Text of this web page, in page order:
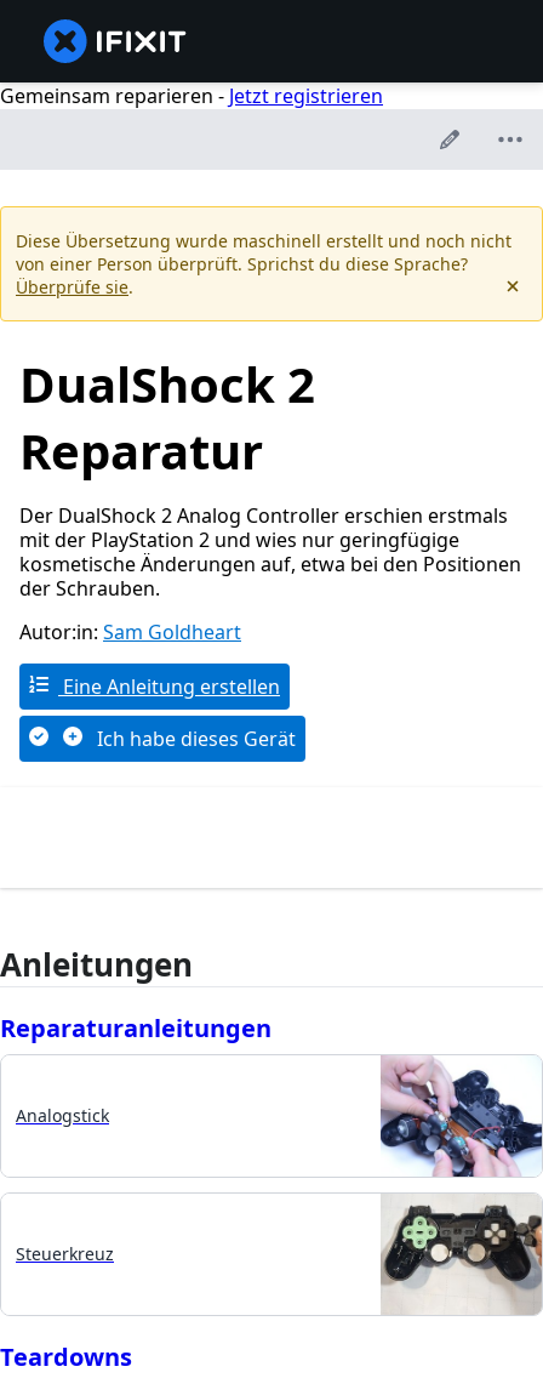
Gemeinsam reparieren - Jetzt registrieren
Diese Übersetzung wurde maschinell erstellt und noch nicht
von einer Person überprüft. Sprichst du diese Sprache?
Überprüfe sie.
DualShock 2
Reparatur
Der DualShock 2 Analog Controller erschien erstmals
mit der PlayStation 2 und wies nur geringfügige
kosmetische Änderungen auf, etwa bei den Positionen
der Schrauben.
Autor:in: Sam Goldheart
Eine Anleitung erstellen
Ich habe dieses Gerät
Anleitungen
Reparaturanleitungen
Analogstick
Steuerkreuz
Teardowns